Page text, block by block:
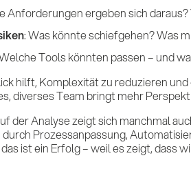
Anforderungen ergeben sich
: Was könnte schiefgehen? Was
Tools könnten passen – und
hilft, Komplexität zu reduzieren und
diverses Team bringt mehr
der Analyse zeigt sich manchmal
durch Prozessanpassung,
ist ein Erfolg – weil es zeigt, dass